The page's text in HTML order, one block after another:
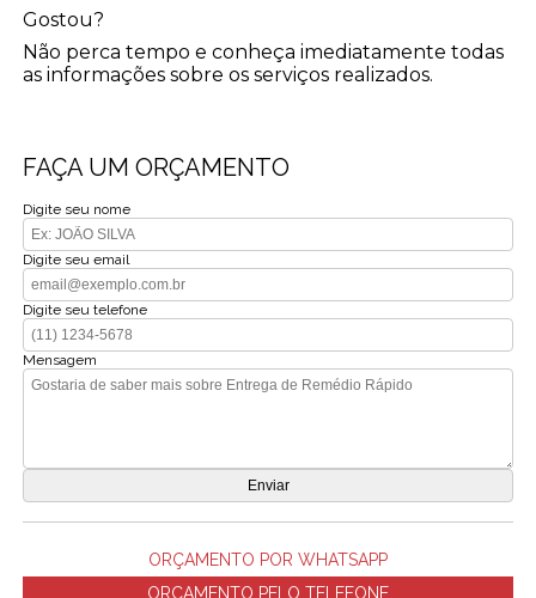
Gostou?
Não perca tempo e conheça imediatamente todas
as informações sobre os serviços realizados.
FAÇA UM ORÇAMENTO
Digite seu nome
Digite seu email
Digite seu telefone
Mensagem
ORÇAMENTO POR WHATSAPP
ORÇAMENTO PELO TELEFONE